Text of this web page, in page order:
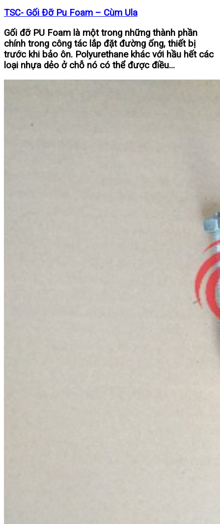
TSC- Gối Đỡ Pu Foam – Cùm Ula
Gối đỡ PU Foam là một trong những thành phần
chính trong công tác lắp đặt đường ống, thiết bị
trước khi bảo ôn. Polyurethane khác với hầu hết các
loại nhựa dẻo ở chỗ nó có thể được điều...